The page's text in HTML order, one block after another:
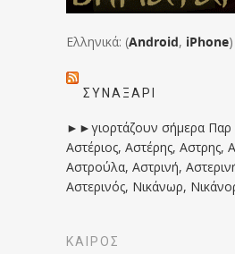
Ελληνικά: (Android, iPhone)
ΣΥΝΑΞΆΡΙ
►►γιορτάζουν σήμερα Παρ
Αστέριος, Αστέρης, Αστρης,
Αστρούλα, Αστρινή,
Αστερινός, Νικάνωρ,
ΚΑΙΡΟΣ